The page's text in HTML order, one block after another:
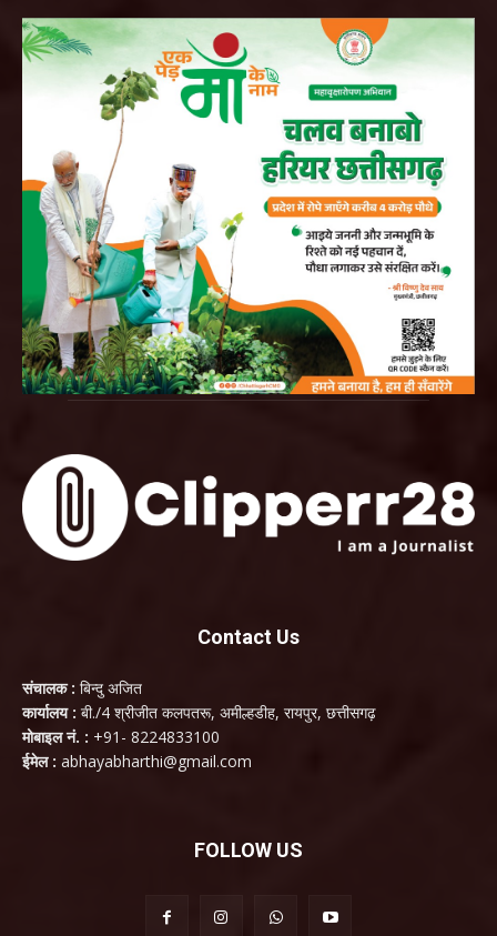
Contact Us
संचालक : बिन्दु अजित
कार्यालय : बी./4 श्रीजीत कलपतरू, अमील्हडीह, रायपुर, छत्तीसगढ़
मोबाइल नं. : +91- 8224833100
ईमेल : abhayabharthi@gmail.com
FOLLOW US